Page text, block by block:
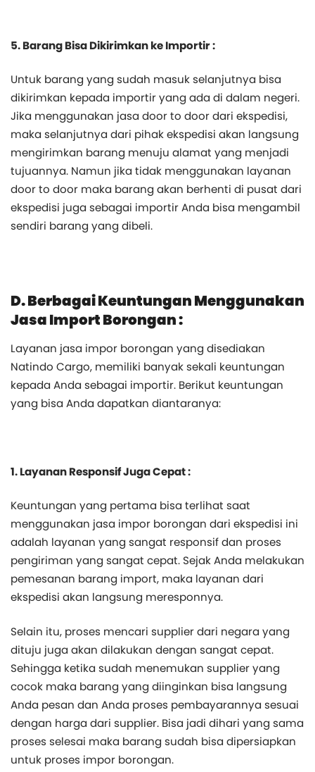
5. Barang Bisa Dikirimkan ke Importir :
Untuk barang yang sudah masuk selanjutnya bisa
dikirimkan kepada importir yang ada di dalam negeri.
Jika menggunakan jasa door to door dari ekspedisi,
maka selanjutnya dari pihak ekspedisi akan langsung
mengirimkan barang menuju alamat yang menjadi
tujuannya. Namun jika tidak menggunakan layanan
door to door maka barang akan berhenti di pusat dari
ekspedisi juga sebagai importir Anda bisa mengambil
sendiri barang yang dibeli.
D. Berbagai Keuntungan Menggunakan
Jasa Import Borongan :
Layanan jasa impor borongan yang disediakan
Natindo Cargo, memiliki banyak sekali keuntungan
kepada Anda sebagai importir. Berikut keuntungan
yang bisa Anda dapatkan diantaranya:
1. Layanan Responsif Juga Cepat :
Keuntungan yang pertama bisa terlihat saat
menggunakan jasa impor borongan dari ekspedisi ini
adalah layanan yang sangat responsif dan proses
pengiriman yang sangat cepat. Sejak Anda melakukan
pemesanan barang import, maka layanan dari
ekspedisi akan langsung meresponnya.
Selain itu, proses mencari supplier dari negara yang
dituju juga akan dilakukan dengan sangat cepat.
Sehingga ketika sudah menemukan supplier yang
cocok maka barang yang diinginkan bisa langsung
Anda pesan dan Anda proses pembayarannya sesuai
dengan harga dari supplier. Bisa jadi dihari yang sama
proses selesai maka barang sudah bisa dipersiapkan
untuk proses impor borongan.